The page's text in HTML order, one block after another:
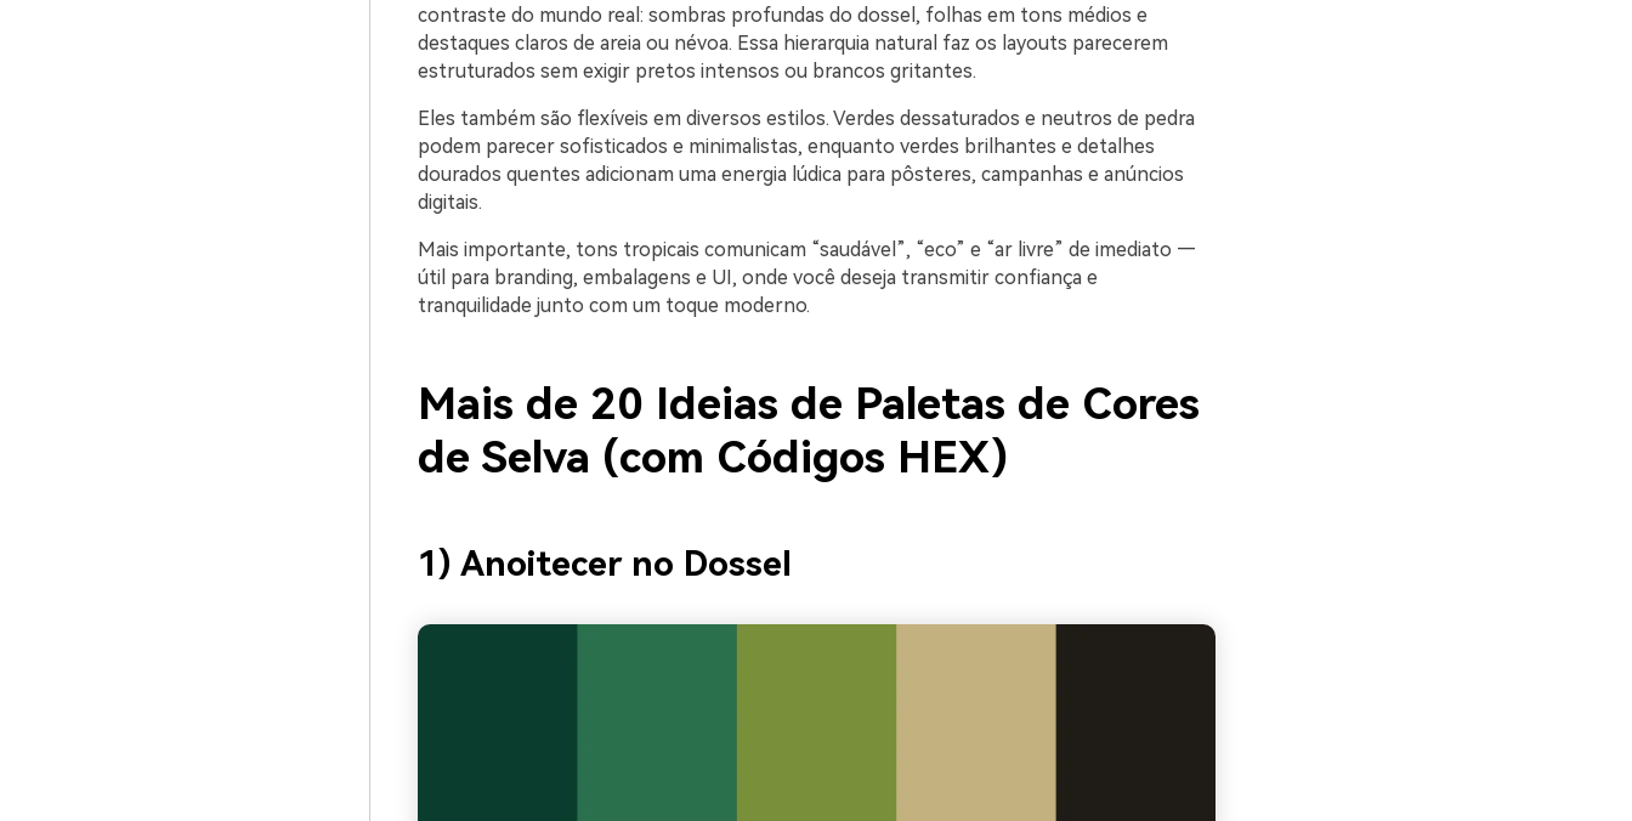
contraste do mundo real: sombras profundas do dossel, folhas em tons médios e
destaques claros de areia ou névoa. Essa hierarquia natural faz os layouts parecerem
estruturados sem exigir pretos intensos ou brancos gritantes.
Eles também são flexíveis em diversos estilos. Verdes dessaturados e neutros de pedra
podem parecer sofisticados e minimalistas, enquanto verdes brilhantes e detalhes
dourados quentes adicionam uma energia lúdica para pôsteres, campanhas e anúncios
digitais.
Mais importante, tons tropicais comunicam “saudável”, “eco” e “ar livre” de imediato —
útil para branding, embalagens e UI, onde você deseja transmitir confiança e
tranquilidade junto com um toque moderno.
Mais de 20 Ideias de Paletas de Cores
de Selva (com Códigos HEX)
1) Anoitecer no Dossel